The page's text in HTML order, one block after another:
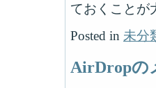
ておくことが
Posted in 未分
AirDropの